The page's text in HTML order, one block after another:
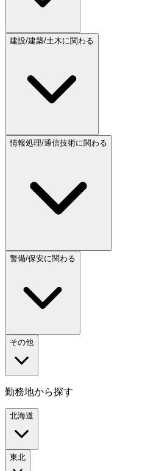
建設/建築/土木に関わる
情報処理/通信技術に関わる
警備/保安に関わる
その他
勤務地から探す
北海道
東北